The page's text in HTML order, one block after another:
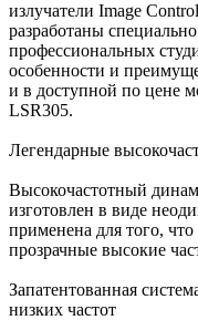
излучатели Image
разработаны
профессиональных
особенности и
и в доступной по цене
LSR305.
Легендарные
Высокочастотный
изготовлен в виде
применена для того,
прозрачные высокие
Запатентованная
низких частот